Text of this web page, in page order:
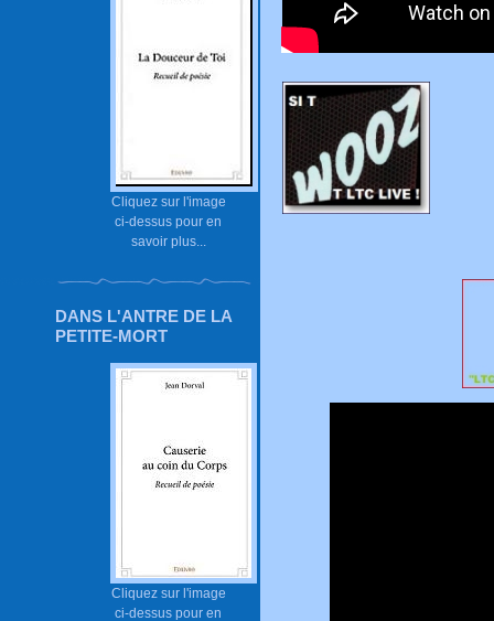
Cliquez sur l'image
ci-dessus pour en
savoir plus...
DANS L'ANTRE DE LA
PETITE-MORT
Cliquez sur l'image
ci-dessus pour en